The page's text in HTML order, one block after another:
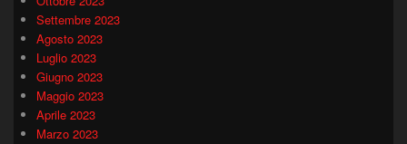
Settembre 2023
Agosto 2023
Luglio 2023
Giugno 2023
Maggio 2023
Aprile 2023
Marzo 2023